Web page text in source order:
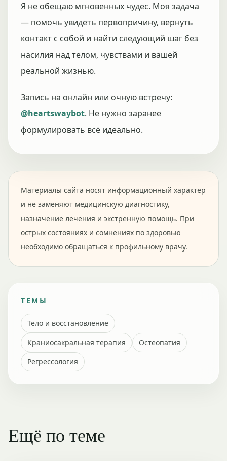
Я не обещаю мгновенных чудес. Моя задача
— помочь увидеть первопричину, вернуть
контакт с собой и найти следующий шаг без
насилия над телом, чувствами и вашей
реальной жизнью.
Запись на онлайн или очную встречу:
@heartswaybot. Не нужно заранее
формулировать всё идеально.
Материалы сайта носят информационный характер
и не заменяют медицинскую диагностику,
назначение лечения и экстренную помощь. При
острых состояниях и сомнениях по здоровью
необходимо обращаться к профильному врачу.
ТЕМЫ
Тело и восстановление
Краниосакральная терапия
Остеопатия
Регрессология
Ещё по теме